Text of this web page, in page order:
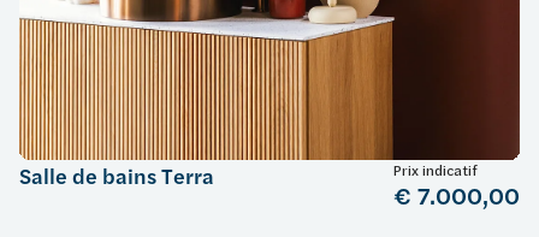
Salle de bains Terra Prix indicatif
€ 7.000,00